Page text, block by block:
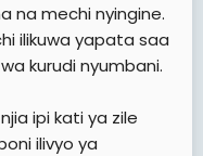
na mechi nyingine.
ilikuwa yapata saa
kurudi nyumbani.
ipi kati ya zile
ilivyo ya